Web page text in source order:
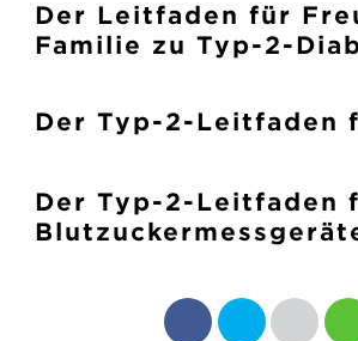
Der Leitfaden für
Familie zu Typ-2-
Der Typ-2-Leitfaden
Der Typ-2-Leitfaden